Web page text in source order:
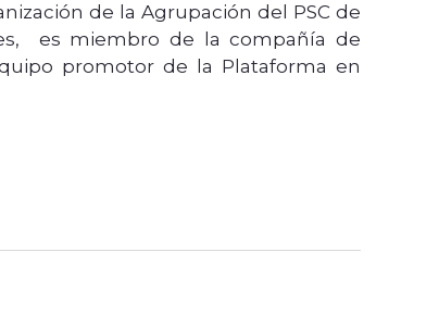
de la Agrupación del PSC de
es miembro de la compañía de
promotor de la Plataforma en